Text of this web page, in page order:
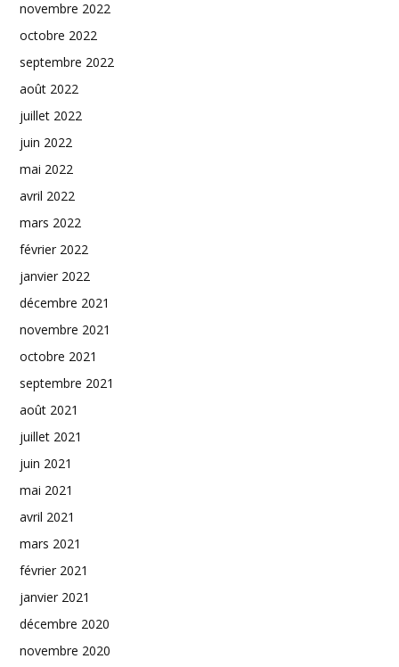
novembre 2022
octobre 2022
septembre 2022
août 2022
juillet 2022
juin 2022
mai 2022
avril 2022
mars 2022
février 2022
janvier 2022
décembre 2021
novembre 2021
octobre 2021
septembre 2021
août 2021
juillet 2021
juin 2021
mai 2021
avril 2021
mars 2021
février 2021
janvier 2021
décembre 2020
novembre 2020